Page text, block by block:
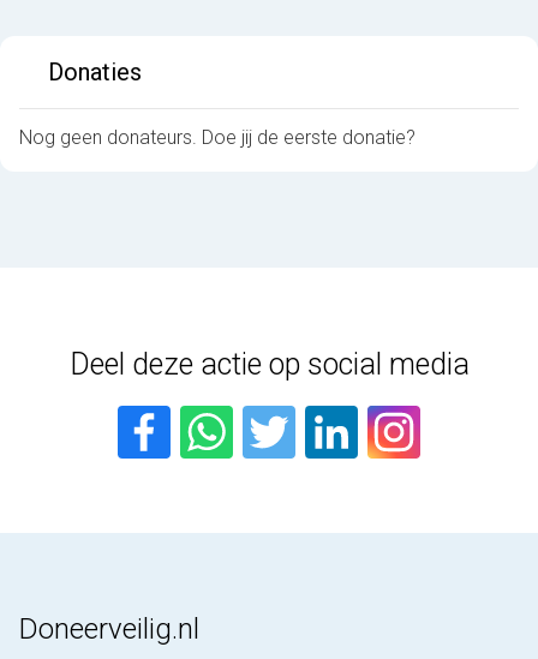
Donaties
Nog geen donateurs. Doe jij de eerste donatie?
Deel deze actie op social media
Doneerveilig.nl